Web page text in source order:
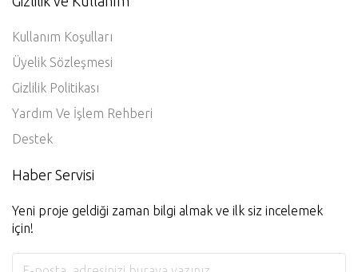
Kullanım Koşulları
Üyelik Sözleşmesi
Gizlilik Politikası
Yardım Ve İşlem Rehberi
Destek
Haber Servisi
Yeni proje geldiği zaman bilgi almak ve ilk siz incelemek
için!